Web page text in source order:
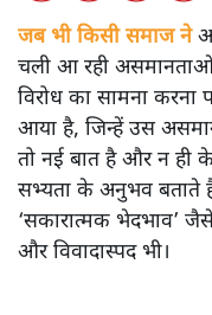
जब भी किसी समाज ने
चली आ रही
विरोध का सामना करना
आया है, जिन्हें उस
तो नई बात है और न ही
सभ्यता के अनुभव बताते
‘सकारात्मक भेदभाव’
और विवादास्पद भी।